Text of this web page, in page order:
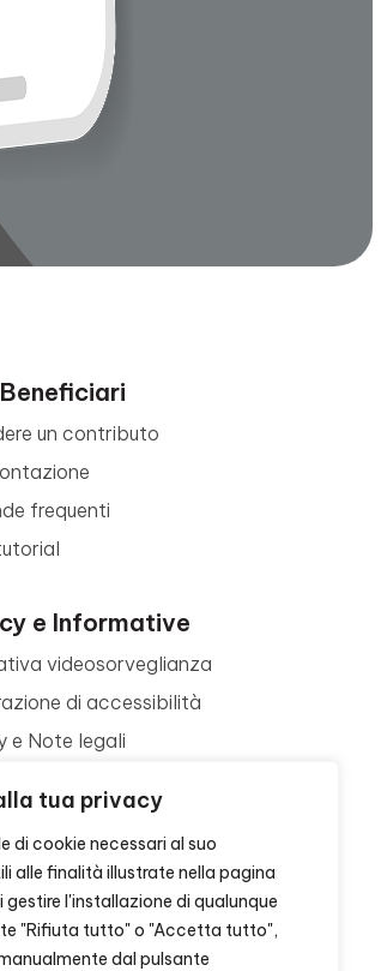
tua privacy
di cookie necessari al suo
alle finalità illustrate nella pagina
gestire l'installazione di qualunque
"Rifiuta tutto" o "Accetta tutto",
dal pulsante
un contributo
frequenti
e Informative
videosorveglianza
di accessibilità
e Note legali